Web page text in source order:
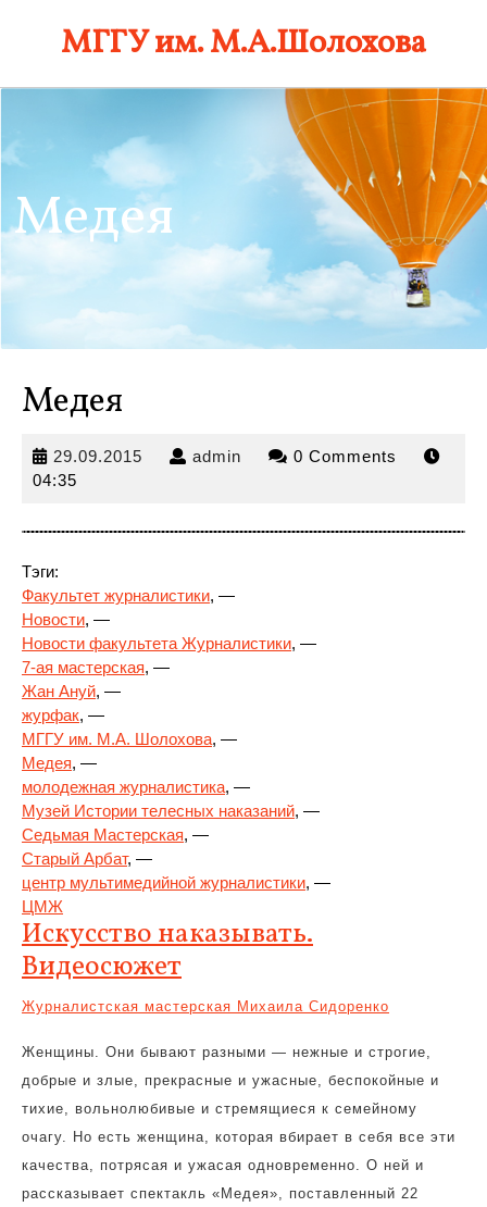
МГГУ им. М.А.Шолохова
Медея
Медея
29.09.2015 29.09.2015
admin admin 0 Comments
04:35
Тэги:
Факультет журналистики, —
Новости, —
Новости факультета Журналистики, —
7-ая мастерская, —
Жан Ануй, —
журфак, —
МГГУ им. М.А. Шолохова, —
Медея, —
молодежная журналистика, —
Музей Истории телесных наказаний, —
Седьмая Мастерская, —
Старый Арбат, —
центр мультимедийной журналистики, —
ЦМЖ
Искусство наказывать.
Видеосюжет
Журналистская мастерская Михаила Сидоренко
Женщины. Они бывают разными — нежные и строгие,
добрые и злые, прекрасные и ужасные, беспокойные и
тихие, вольнолюбивые и стремящиеся к семейному
очагу. Но есть женщина, которая вбирает в себя все эти
качества, потрясая и ужасая одновременно. О ней и
рассказывает спектакль «Медея», поставленный 22